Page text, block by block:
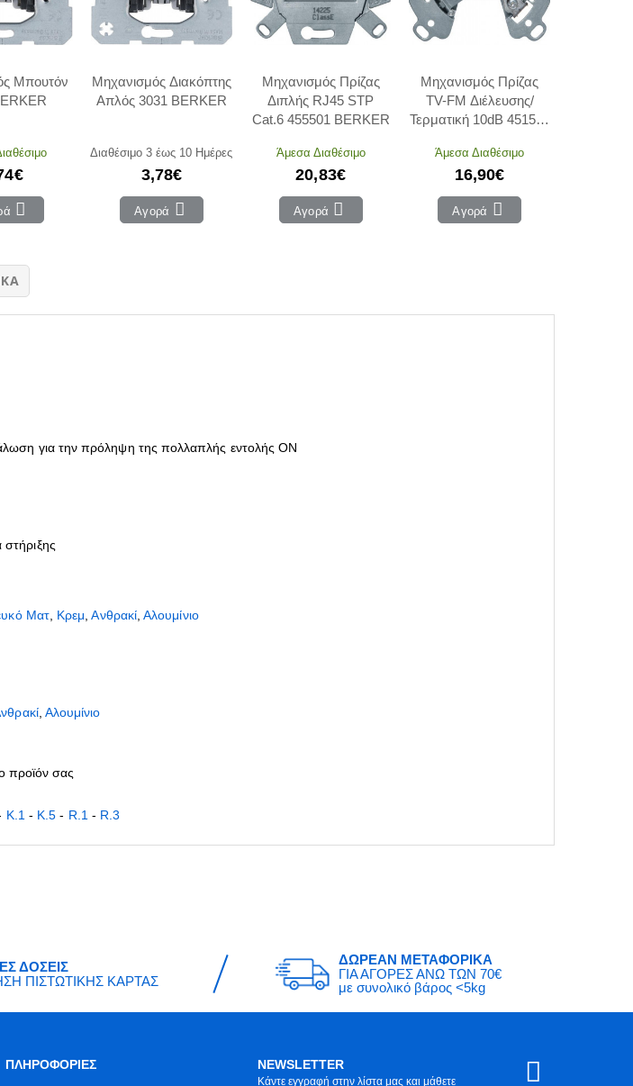
Μπουτόν
Μηχανισμός Διακόπτης
Απλός 3031 BERKER
Διαθέσιμο 3 έως 10 Ημέρες
3,78€
Αγορά
Μηχανισμός Πρίζας
Διπλής RJ45 STP
Cat.6 455501 BERKER
Άμεσα Διαθέσιμο
20,83€
Αγορά
Μηχανισμός Πρίζας
TV-FM Διέλευσης/
Τερματική 10dB 451510
Άμεσα Διαθέσιμο
16,90€
Αγορά
για την πρόληψη της πολλαπλής εντολής ON
Ματ, Κρεμ,Ανθρακί,Αλουμίνιο
, Αλουμίνιο
προϊόν σας
K.1- K.5 - R.1- R.3
ΔΟΣΕΙΣ
ΠΙΣΤΩΤΙΚΗΣ ΚΑΡΤΑΣ
ΔΩΡΕΑΝ ΜΕΤΑΦΟΡΙΚΑ
ΓΙΑ ΑΓΟΡΕΣ ΑΝΩ ΤΩΝ 70€
με συνολικό βάρος <5kg
ΠΛΗΡΟΦΟΡΙΕΣ
NEWSLETTER
Κάντε εγγραφή στην λίστα μας και μάθετε